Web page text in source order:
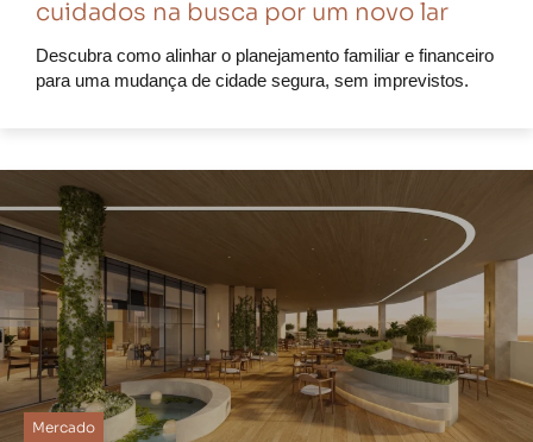
cuidados na busca por um novo lar
Descubra como alinhar o planejamento familiar e financeiro
para uma mudança de cidade segura, sem imprevistos.
Mercado